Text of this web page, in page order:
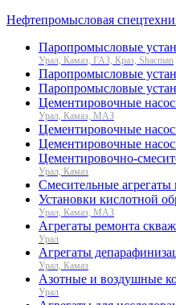
Нефтепромысловая
Паропромысловые
Урал, Камаз, ГАЗ, Краз, Shacman
Паропромысловые
Паропромысловые
Цементировочные
Урал, Камаз, МАЗ
Цементировочные
Цементировочные
Цементировочно-
Урал, Камаз
Смесительные агрегаты
Установки кислотной
Урал, Камаз, МАЗ
Агрегаты ремонта
Урал
Агрегаты
Урал, Камаз
Азотные и воздушные
Урал